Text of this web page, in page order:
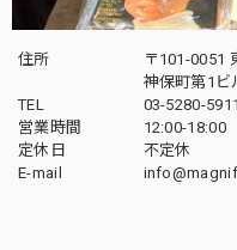
住所
〒101-0051
神保町第1ビ
TEL
03-5280-5911
営業時間
12:00-18:00
定休日
不定休
E-mail